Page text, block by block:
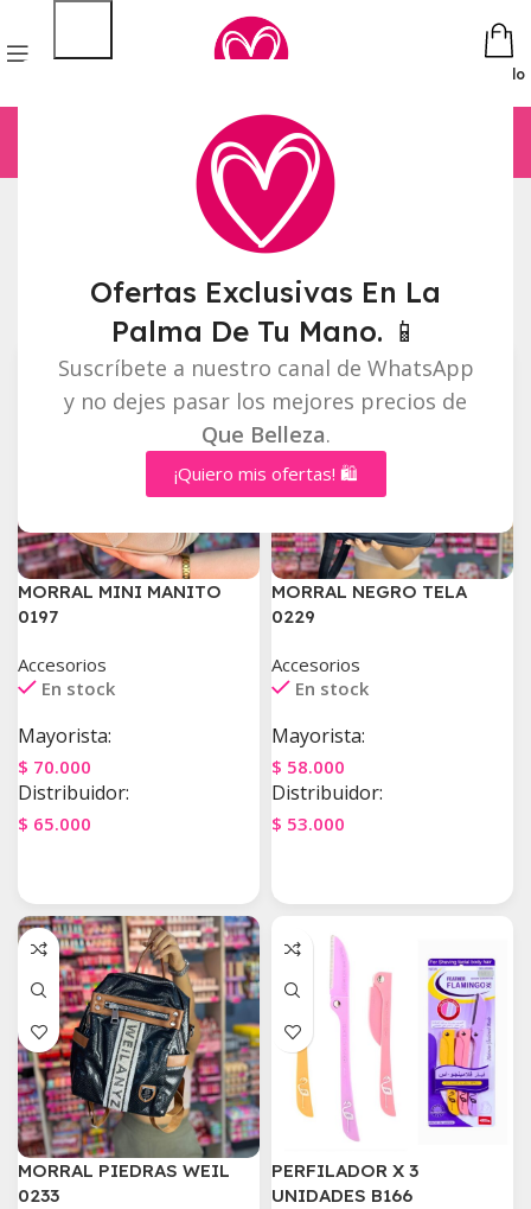
Ofertas Exclusivas En La
Palma De Tu Mano. 📱
Suscríbete a nuestro canal de WhatsApp
y no dejes pasar los mejores precios de
Que Belleza.
¡Quiero mis ofertas! 🛍️
Pedido
Página 5
Mostrando 49–59 de 59 resultados
Barra lateral
MORRAL MINI MANITO
0197
Accesorios
En stock
Mayorista:
$ 70.000
Distribuidor:
$ 65.000
MORRAL NEGRO TELA
0229
Accesorios
En stock
Mayorista:
$ 58.000
Distribuidor:
$ 53.000
MORRAL PIEDRAS WEIL
0233
PERFILADOR X 3
UNIDADES B166